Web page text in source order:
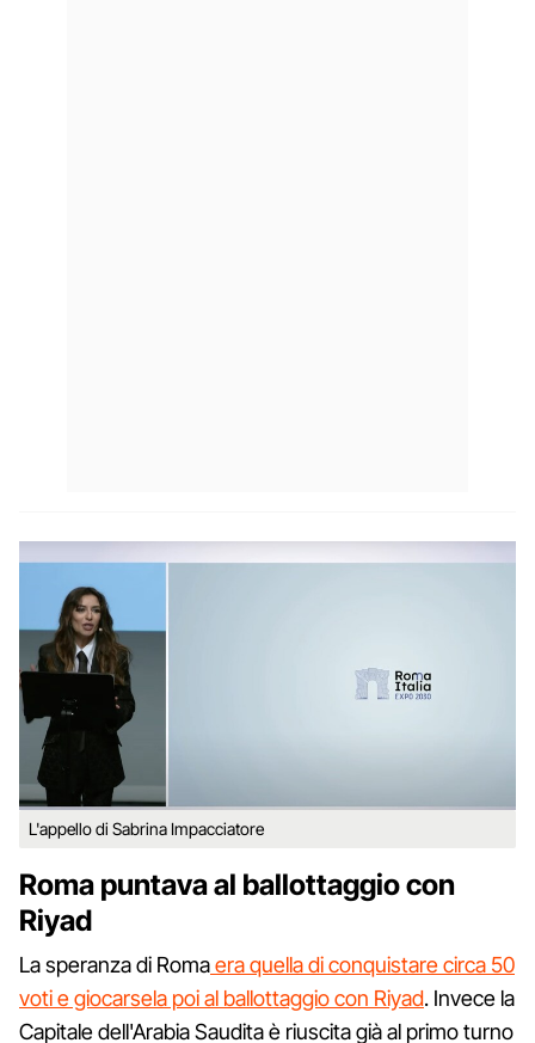
L'appello di Sabrina Impacciatore
Roma puntava al ballottaggio con
Riyad
La speranza di Romaera quella di conquistare circa 50
voti e giocarsela poi al ballottaggio con Riyad. Invece la
Capitale dell'Arabia Saudita è riuscita già al primo turno